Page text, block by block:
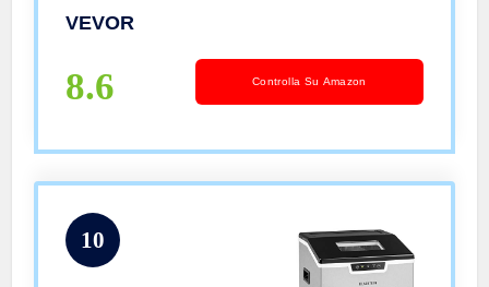
Schermo LED in Acciaio Inox
Ristorante Caffetteria Bar
VEVOR
8.6 Controlla Su Amazon
10